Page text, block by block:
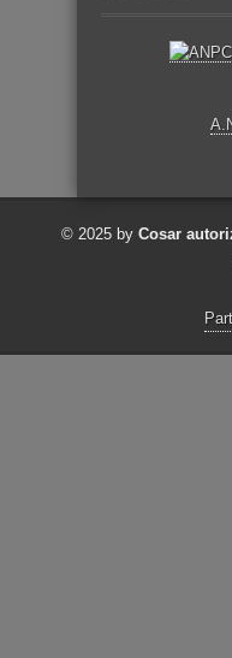
© 2025 by Cosar